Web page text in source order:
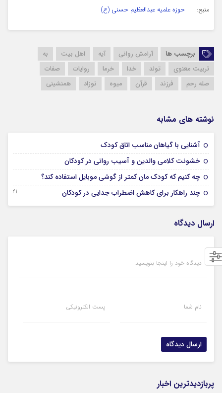
منبع: حوزه علمیه عبدالعظیم حسنی (ع)
برچسب ها آرامش روانی آیه اهل بیت
به
تربیت معنوی
تولد خدا خرما روایات
صفات
صله رحم
فرزند قرآن میوه نوزاد همنشینی
نوشته های مشابه
آشنایی با گیاهان مناسب اتاق کودک
خشونت کلامی والدین و آسیب روانی در کودکان
چه کنیم که کودک مان کمتر از گوشی موبایل استفاده کند؟
چند راهکار برای کاهش اضطراب جدایی در کودکان 21 سپتامبر 2024
ارسال دیدگاه
دیدگاه خود را اینجا بنویسید
نام شما پست الکترونیکی
پربازدیدترین اخبار